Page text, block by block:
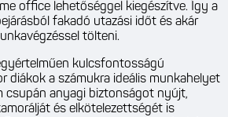
office lehetőséggel kiegészítve. Így a
fakadó utazási időt és akár
tölteni.
kulcsfontosságú
diákok a számukra ideális munkahelyet
csupán anyagi biztonságot nyújt,
és elkötelezettségét is